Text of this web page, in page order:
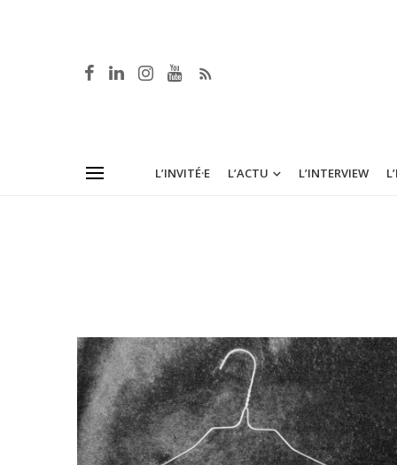
L’INVITÉ·E L’ACTU L’INTERVIEW